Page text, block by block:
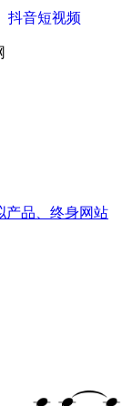
抖音短视频
产品、终身网站